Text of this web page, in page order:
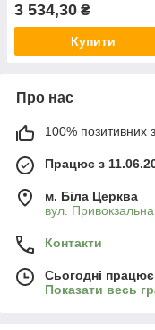
3 534,30 ₴
Купити
Про нас
100% позитивних з
Працює з
м. Біла Церква
вул.
Контакти
Сьогодні
Показати весь